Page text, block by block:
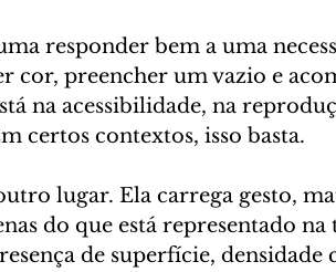
responder bem a uma
cor, preencher um vazio e
na acessibilidade, na
certos contextos, isso basta.
lugar. Ela carrega gesto,
do que está representado na
de superfície, densidade